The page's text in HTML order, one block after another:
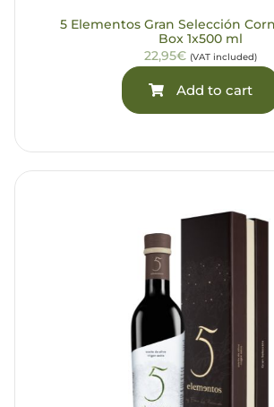
5 Elementos Gran Selección
Box 1x500 ml
22,95€ (VAT included)
Add to cart